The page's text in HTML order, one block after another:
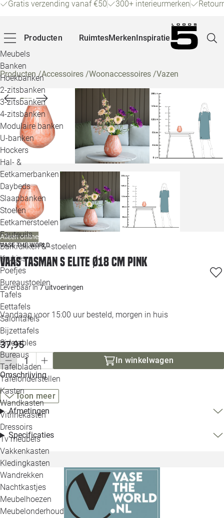
Gratis verzending vanaf €50 300+ interieurmerken
Producten
Meubels
Banken
Hoekbanken
2-zitsbanken
3-zitsbanken
4-zitsbanken
Modulaire banken
U-banken
Hockers
Hal- &
Eetkamerbanken
Daybeds
Slaapbanken
Stoelen
Eetkamerstoelen
Fauteuils
Barkrukken & -stoelen
Krukjes
Poefjes
Bureaustoelen
Tafels
Eettafels
Salontafels
Bijzettafels
Sidetables
Bureaus
Tafelbladen
Tafelonderstellen
Kasten
Wandkasten
Vitrinekasten
Dressoirs
Tv meubels
Vakkenkasten
Kledingkasten
Wandrekken
Nachtkastjes
Meubelhoezen
Meubelonderhoud
RuimtesMerkenInspiratie
Producten/Accessoires /Woonaccessoires /Vazen
Alleen online
VASE THE WORLD
Vaas Tasman S Elite Ø18 cm pink
Leverbaar in7 uitvoeringen
Vandaag voor 15:00 uur besteld, morgen in huis
37,95
In winkelwagen
Omschrijving
Toon meer
Afmetingen
Specificaties